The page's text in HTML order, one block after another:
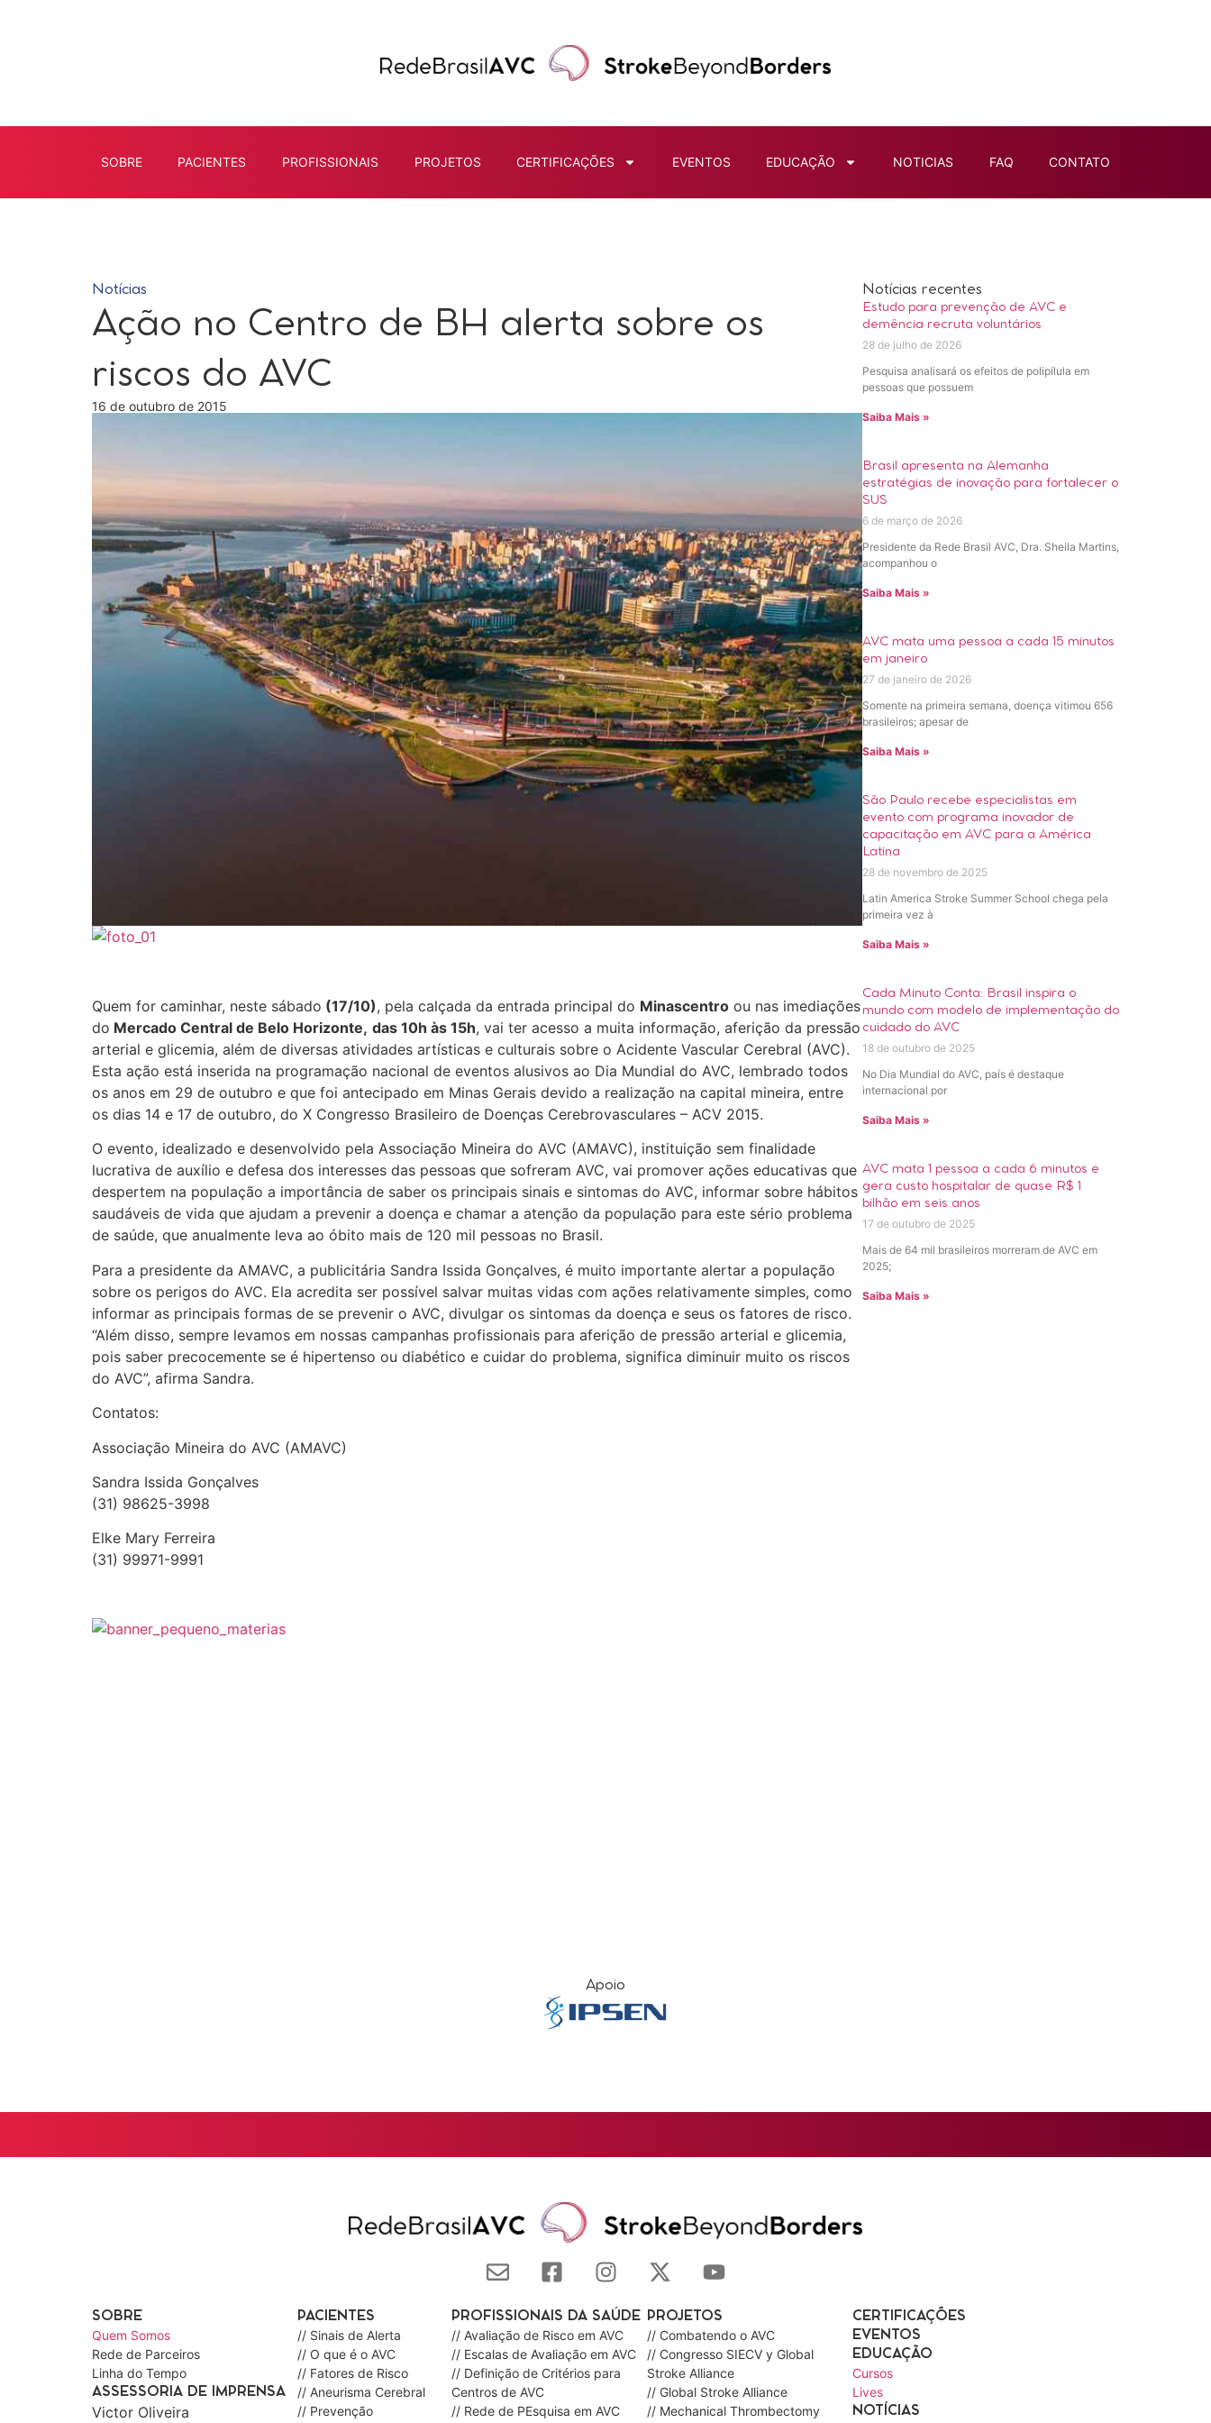
SOBRE PACIENTES PROFISSIONAIS PROJETOS CERTIFICAÇÕES EVENTOS EDUCAÇÃO NOTICIAS FAQ CONTATO
Notícias
Ação no Centro de BH alerta sobre os
riscos do AVC
16 de outubro de 2015
Quem for caminhar, neste sábado (17/10), pela calçada da entrada principal do Minascentro ou nas imediações
do Mercado Central de Belo Horizonte, das 10h às 15h, vai ter acesso a muita informação, aferição da pressão
arterial e glicemia, além de diversas atividades artísticas e culturais sobre o Acidente Vascular Cerebral (AVC).
Esta ação está inserida na programação nacional de eventos alusivos ao Dia Mundial do AVC, lembrado todos
os anos em 29 de outubro e que foi antecipado em Minas Gerais devido a realização na capital mineira, entre
os dias 14 e 17 de outubro, do X Congresso Brasileiro de Doenças Cerebrovasculares – ACV 2015.
O evento, idealizado e desenvolvido pela Associação Mineira do AVC (AMAVC), instituição sem finalidade
lucrativa de auxílio e defesa dos interesses das pessoas que sofreram AVC, vai promover ações educativas que
despertem na população a importância de saber os principais sinais e sintomas do AVC, informar sobre hábitos
saudáveis de vida que ajudam a prevenir a doença e chamar a atenção da população para este sério problema
de saúde, que anualmente leva ao óbito mais de 120 mil pessoas no Brasil.
Para a presidente da AMAVC, a publicitária Sandra Issida Gonçalves, é muito importante alertar a população
sobre os perigos do AVC. Ela acredita ser possível salvar muitas vidas com ações relativamente simples, como
informar as principais formas de se prevenir o AVC, divulgar os sintomas da doença e seus os fatores de risco.
“Além disso, sempre levamos em nossas campanhas profissionais para aferição de pressão arterial e glicemia,
pois saber precocemente se é hipertenso ou diabético e cuidar do problema, significa diminuir muito os riscos
do AVC”, afirma Sandra.
Contatos:
Associação Mineira do AVC (AMAVC)
Sandra Issida Gonçalves
(31) 98625-3998
Elke Mary Ferreira
(31) 99971-9991
Notícias recentes
Estudo para prevenção de AVC e
demência recruta voluntários
28 de julho de 2026
Pesquisa analisará os efeitos de polipílula em
pessoas que possuem
Saiba Mais »
Brasil apresenta na Alemanha
estratégias de inovação para fortalecer o
SUS
6 de março de 2026
Presidente da Rede Brasil AVC, Dra. Sheila Martins,
acompanhou o
Saiba Mais »
AVC mata uma pessoa a cada 15 minutos
em janeiro
27 de janeiro de 2026
Somente na primeira semana, doença vitimou 656
brasileiros; apesar de
Saiba Mais »
São Paulo recebe especialistas em
evento com programa inovador de
capacitação em AVC para a América
Latina
28 de novembro de 2025
Latin America Stroke Summer School chega pela
primeira vez à
Saiba Mais »
Cada Minuto Conta: Brasil inspira o
mundo com modelo de implementação do
cuidado do AVC
18 de outubro de 2025
No Dia Mundial do AVC, país é destaque
internacional por
Saiba Mais »
AVC mata 1 pessoa a cada 6 minutos e
gera custo hospitalar de quase R$ 1
bilhão em seis anos
17 de outubro de 2025
Mais de 64 mil brasileiros morreram de AVC em
2025;
Saiba Mais »
Apoio
SOBRE
Quem Somos
Rede de Parceiros
Linha do Tempo
ASSESSORIA DE IMPRENSA
Victor Oliveira
PACIENTES
// Sinais de Alerta
// O que é o AVC
// Fatores de Risco
// Aneurisma Cerebral
// Prevenção
PROFISSIONAIS DA SAÚDE
// Avaliação de Risco em AVC
// Escalas de Avaliação em AVC
// Definição de Critérios para
Centros de AVC
// Rede de PEsquisa em AVC
PROJETOS
// Combatendo o AVC
// Congresso SIECV y Global
Stroke Alliance
// Global Stroke Alliance
// Mechanical Thrombectomy
CERTIFICAÇÕES
EVENTOS
EDUCAÇÃO
Cursos
Lives
NOTÍCIAS